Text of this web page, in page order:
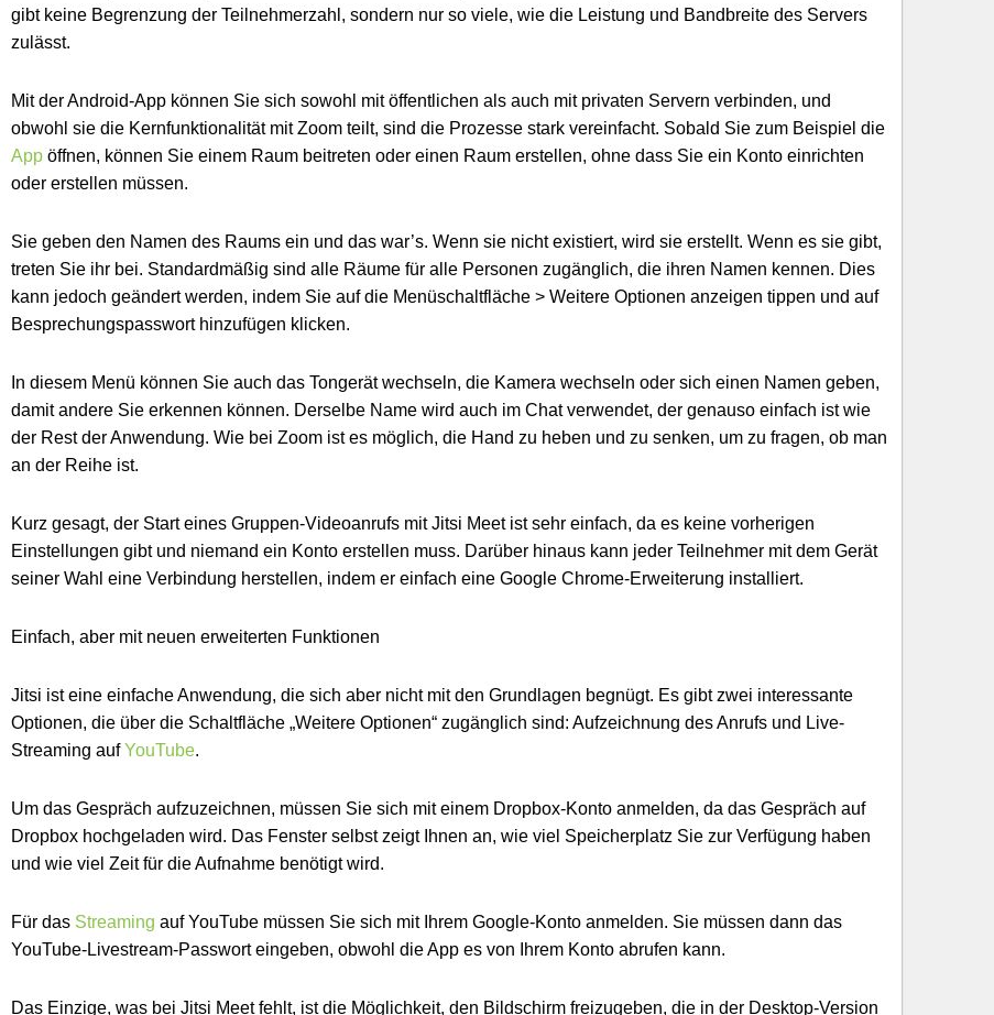
gibt keine Begrenzung der Teilnehmerzahl, sondern nur so viele, wie die Leistung und Bandbreite des Servers
zulässt.
Mit der Android-App können Sie sich sowohl mit öffentlichen als auch mit privaten Servern verbinden, und
obwohl sie die Kernfunktionalität mit Zoom teilt, sind die Prozesse stark vereinfacht. Sobald Sie zum Beispiel die
App öffnen, können Sie einem Raum beitreten oder einen Raum erstellen, ohne dass Sie ein Konto einrichten
oder erstellen müssen.
Sie geben den Namen des Raums ein und das war’s. Wenn sie nicht existiert, wird sie erstellt. Wenn es sie gibt,
treten Sie ihr bei. Standardmäßig sind alle Räume für alle Personen zugänglich, die ihren Namen kennen. Dies
kann jedoch geändert werden, indem Sie auf die Menüschaltfläche > Weitere Optionen anzeigen tippen und auf
Besprechungspasswort hinzufügen klicken.
In diesem Menü können Sie auch das Tongerät wechseln, die Kamera wechseln oder sich einen Namen geben,
damit andere Sie erkennen können. Derselbe Name wird auch im Chat verwendet, der genauso einfach ist wie
der Rest der Anwendung. Wie bei Zoom ist es möglich, die Hand zu heben und zu senken, um zu fragen, ob man
an der Reihe ist.
Kurz gesagt, der Start eines Gruppen-Videoanrufs mit Jitsi Meet ist sehr einfach, da es keine vorherigen
Einstellungen gibt und niemand ein Konto erstellen muss. Darüber hinaus kann jeder Teilnehmer mit dem Gerät
seiner Wahl eine Verbindung herstellen, indem er einfach eine Google Chrome-Erweiterung installiert.
Einfach, aber mit neuen erweiterten Funktionen
Jitsi ist eine einfache Anwendung, die sich aber nicht mit den Grundlagen begnügt. Es gibt zwei interessante
Optionen, die über die Schaltfläche „Weitere Optionen“ zugänglich sind: Aufzeichnung des Anrufs und Live-
Streaming aufYouTube.
Um das Gespräch aufzuzeichnen, müssen Sie sich mit einem Dropbox-Konto anmelden, da das Gespräch auf
Dropbox hochgeladen wird. Das Fenster selbst zeigt Ihnen an, wie viel Speicherplatz Sie zur Verfügung haben
und wie viel Zeit für die Aufnahme benötigt wird.
Für das Streaming auf YouTube müssen Sie sich mit Ihrem Google-Konto anmelden. Sie müssen dann das
YouTube-Livestream-Passwort eingeben, obwohl die App es von Ihrem Konto abrufen kann.
Das Einzige, was bei Jitsi Meet fehlt, ist die Möglichkeit, den Bildschirm freizugeben, die in der Desktop-Version